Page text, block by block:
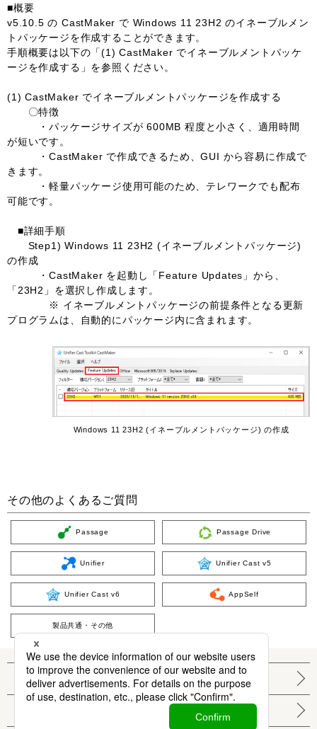
■概要
v5.10.5 の CastMaker で Windows 11 23H2 のイネーブルメン
トパッケージを作成することができます。
手順概要は以下の「(1) CastMaker でイネーブルメントパッケ
ージを作成する」を参照ください。
(1) CastMaker でイネーブルメントパッケージを作成する
〇特徴
・パッケージサイズが 600MB 程度と小さく、適用時間
が短いです。
・CastMaker で作成できるため、GUI から容易に作成で
きます。
・軽量パッケージ使用可能のため、テレワークでも配布
可能です。
■詳細手順
Step1) Windows 11 23H2 (イネーブルメントパッケージ)
の作成
・CastMaker を起動し「Feature Updates」から、
「23H2」を選択し作成します。
※ イネーブルメントパッケージの前提条件となる更新
プログラムは、自動的にパッケージ内に含まれます。
Windows 11 23H2 (イネーブルメントパッケージ) の作成
その他のよくあるご質問
Passage Passage Drive
Unifier Unifier Cast v5
Unifier Cast v6 AppSelf
製品共通・その他
個人情報保護方針